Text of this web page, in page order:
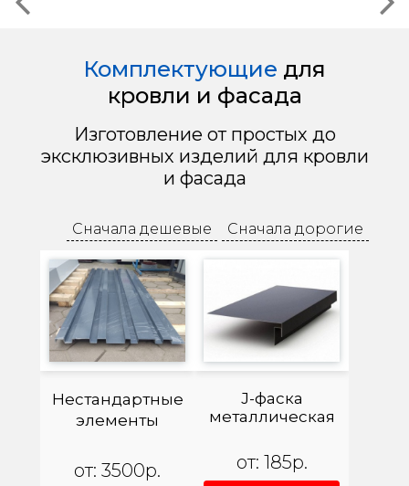
Комплектующие для
кровли и фасада
Изготовление от простых до
эксклюзивных изделий для кровли
и фасада
Сначала дорогие
Сначала дешевые
Нестандартные
элементы
от: 3500р.
J-фаска
металлическая
от: 185р.